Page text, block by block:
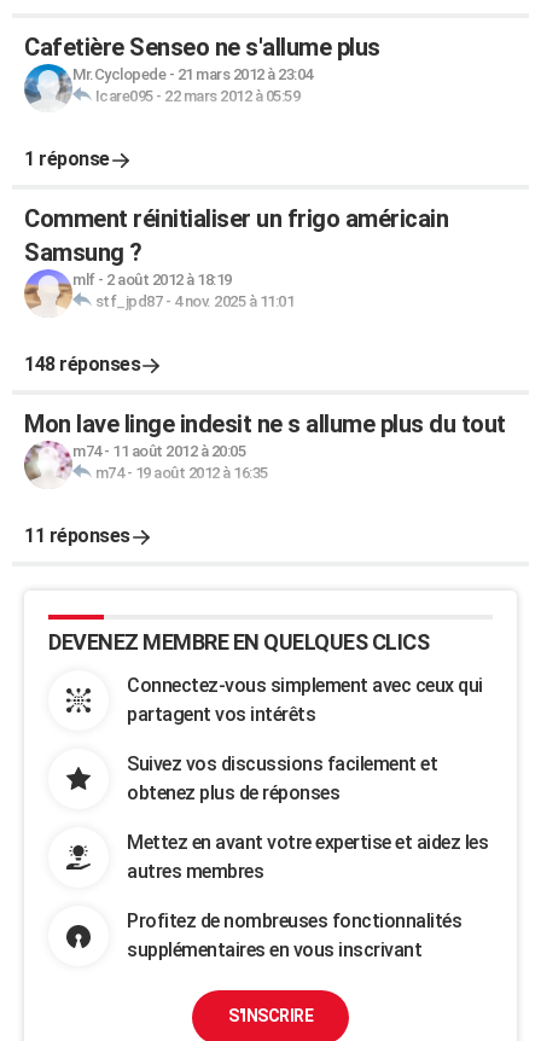
Cafetière Senseo ne s'allume plus
Mr.Cyclopede- 21 mars 2012 à 23:04
Icare095- 22 mars 2012 à 05:59
1 réponse
Comment réinitialiser un frigo américain
Samsung ?
mlf- 2 août 2012 à 18:19
stf_jpd87- 4 nov. 2025 à 11:01
148 réponses
Mon lave linge indesit ne s allume plus du tout
m74- 11 août 2012 à 20:05
m74- 19 août 2012 à 16:35
11 réponses
DEVENEZ MEMBRE EN QUELQUES CLICS
Connectez-vous simplement avec ceux qui
partagent vos intérêts
Suivez vos discussions facilement et
obtenez plus de réponses
Mettez en avant votre expertise et aidez les
autres membres
Profitez de nombreuses fonctionnalités
supplémentaires en vous inscrivant
S'INSCRIRE